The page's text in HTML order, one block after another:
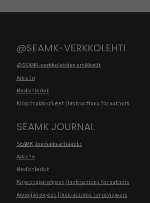
@SEAMK-VERKKOLEHTI
@SEAMK-verkkolehden artikkelit
Arkisto
Mediatiedot
Kirjoittajan ohjeet | Instructions for authors
SEAMK JOURNAL
SEAMK Journalin artikkelit
Arkisto
Mediatiedot
Kirjoittajan ohjeet | Instructions for authors
Arvioijan ohjeet | Instructions for reviewers